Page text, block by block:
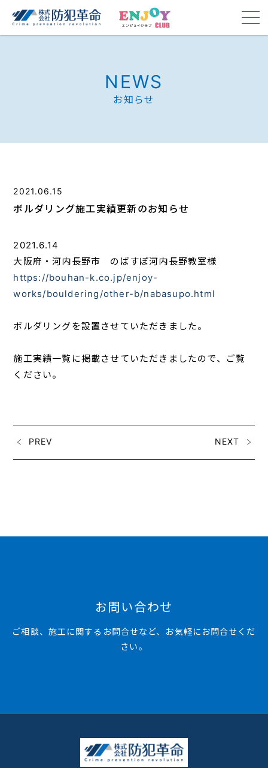
NEWS
お知らせ
2021.06.15
ボルダリング施工実績更新のお知らせ
2021.6.14
大阪府・河内長野市 のばすぽ河内長野教室様
https://bouhan-k.co.jp/enjoy-
works/bouldering/other-b/nabasupo.html
ボルダリングを設置させていただきました。
施工実績一覧に掲載させていただきましたので、ご覧
ください。
PREV NEXT
お問い合わせ
ご相談、施工に関するお問合せなど、お気軽にお問合せくだ
さい。